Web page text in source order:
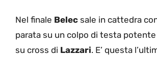
Nel finale Belec sale in cattedra
parata su un colpo di testa potente
su cross di Lazzari. E’ questa